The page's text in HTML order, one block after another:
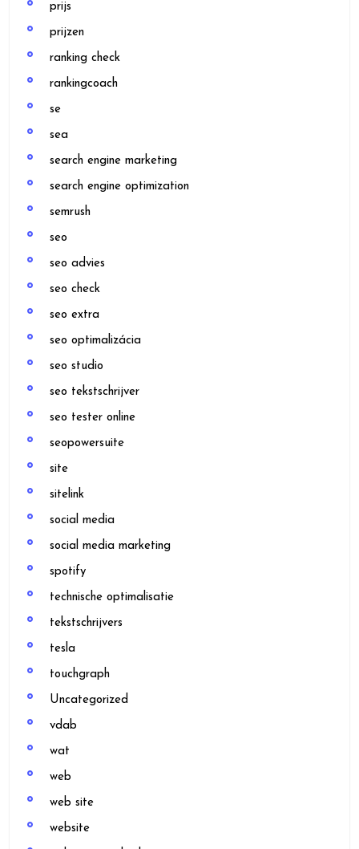
prijs
prijzen
ranking check
rankingcoach
se
sea
search engine marketing
search engine optimization
semrush
seo
seo advies
seo check
seo extra
seo optimalizácia
seo studio
seo tekstschrijver
seo tester online
seopowersuite
site
sitelink
social media
social media marketing
spotify
technische optimalisatie
tekstschrijvers
tesla
touchgraph
Uncategorized
vdab
wat
web
web site
website